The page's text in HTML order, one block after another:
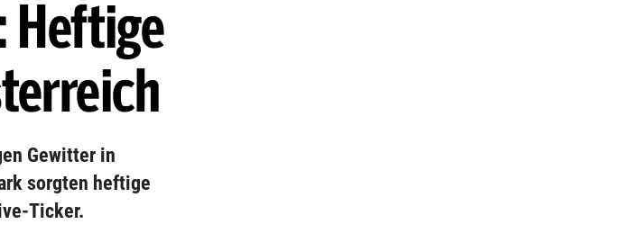
Heftige
Gewitter in
sorgten heftige
Ticker.